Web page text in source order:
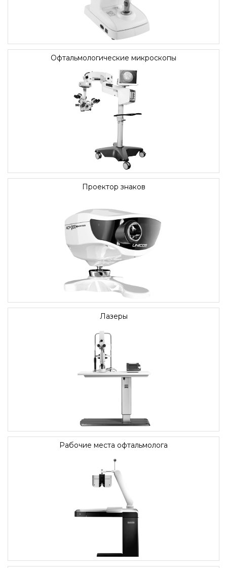
Офтальмологические микроскопы
Проектор знаков
Лазеры
Рабочие места офтальмолога